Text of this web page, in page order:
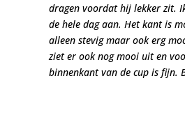
dragen voordat hij lekker zit.
de hele dag aan. Het kant is
alleen stevig maar ook erg
ziet er ook nog mooi uit en
binnenkant van de cup is fijn.